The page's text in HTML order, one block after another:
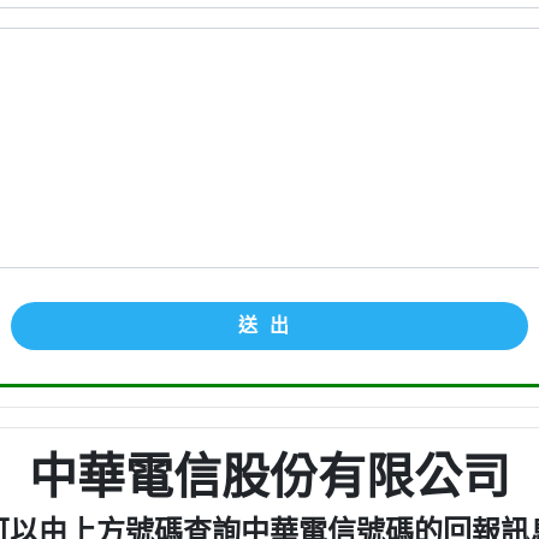
送出
中華電信股份有限公司
以由上方號碼查詢中華電信號碼的回報訊